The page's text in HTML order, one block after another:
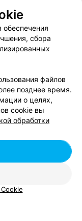
необрезной
маникюр
Запечатывание
сбора
файлов
позднее время.
о целях,
cookie вы
обработки